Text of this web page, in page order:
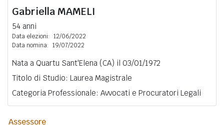
Gabriella MAMELI
54 anni
Data elezioni: 12/06/2022
Data nomina: 19/07/2022
Nata a Quartu Sant'Elena (CA) il 03/01/1972
Titolo di Studio: Laurea Magistrale
Categoria Professionale: Avvocati e Procuratori Legali
Assessore